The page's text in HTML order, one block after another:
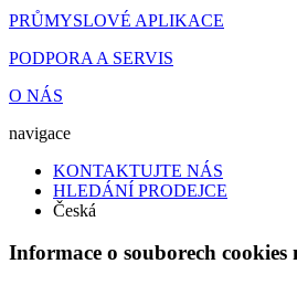
PRŮMYSLOVÉ APLIKACE
PODPORA A SERVIS
O NÁS
navigace
KONTAKTUJTE NÁS
HLEDÁNÍ PRODEJCE
Česká
Informace o souborech